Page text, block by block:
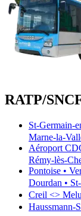
RATP/
St-Germain-
Marne-la-
Aéroport
Rémy-lès-
Pontoise •
Dourdan •
Creil <>︎
Haussmann-